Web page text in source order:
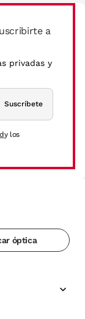
a
privadas y
Suscríbete
y los
óptica